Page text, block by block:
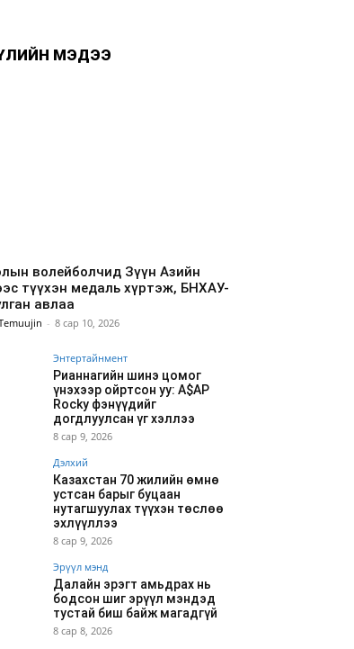
МЭДЭЭ
волейболчид Зүүн Азийн
түүхэн медаль хүртэж, БНХАУ-
авлаа
- 8 сар 10, 2026
Энтертайнмент
Рианнагийн шинэ цомог
үнэхээр ойртсон уу: A$AP
Rocky фэнүүдийг
догдлуулсан үг хэллээ
8 сар 9, 2026
Дэлхий
Казахстан 70 жилийн өмнө
устсан барыг буцаан
нутагшуулах түүхэн төслөө
эхлүүллээ
8 сар 9, 2026
Эрүүл мэнд
Далайн эрэгт амьдрах нь
бодсон шиг эрүүл мэндэд
тустай биш байж магадгүй
8 сар 8, 2026